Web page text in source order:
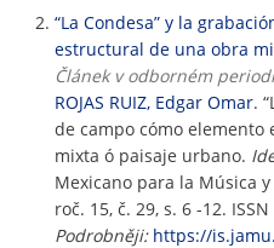
“La Condesa” y la
estructural de una obra
Článek v odborném
ROJAS RUIZ, Edgar Omar.
de campo cómo
mixta ó paisaje urbano.
Mexicano para la Música
roč. 15, č. 29, s. 6 -12.
Podrobněji: https://